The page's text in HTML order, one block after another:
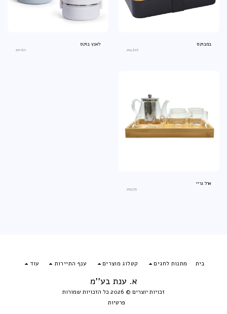
במבוקס
an4826
לאנץ בוקס
an1821
ארל גריי
an9375
א. ענת בע''מ
זכויות יוצרים © 2026 כל הזכויות שמורות
פרטיות
בית מתנות לחגים קטלוג מוצרים ענף התיירות עוד